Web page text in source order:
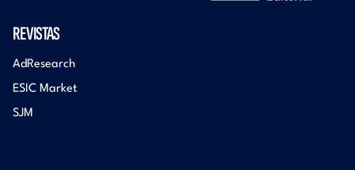
REVISTAS
AdResearch
ESIC Market
SJM